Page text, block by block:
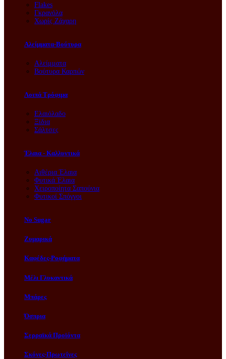
Flakes
Γκρανόλα
Χωρίς Ζάχαρη
Αλείμματα-Βούτυρα
Αλείμματα
Βούτυρα Καρπών
Λοιπά Τρόφιμα
Ελαιόλαδο
Ξίδια
Σάλτσες
Έλαια - Καλλυντικά
Αιθέρια Έλαια
Φυτικά Έλαια
Χειροποίητα Σαπούνια
Φυτικοί Σπόγγοι
No Sugar
Ζυμαρικά
Καφέδες-Ροφήματα
Μέλι Γλυκαντικά
Μπάρες
Όσπρια
Σερραϊκά Προϊόντα
Σκόνες-Πρωτεΐνες